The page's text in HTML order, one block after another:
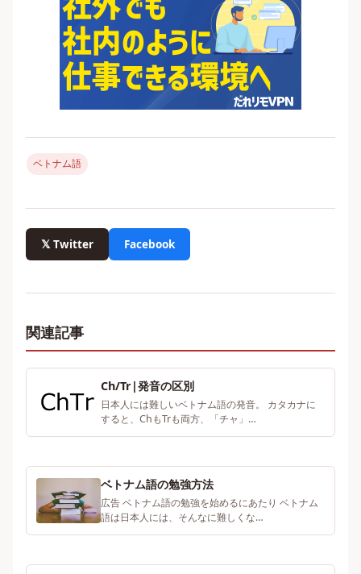
ベトナム語
𝕏 Twitter Facebook
関連記事
Ch/Tr|発音の区別
日本人には難しいベトナム語の発音。 カタカナに
すると、ChもTrも両方、「チャ」…
ベトナム語の勉強方法
広告 ベトナム語の勉強を始めるにあたり ベトナム
語は日本人には、そんなに難しくな…